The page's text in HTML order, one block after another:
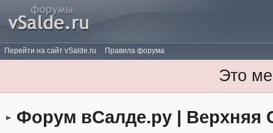
Перейти на сайт vSalde.ru Правила форума
Это
Форум вСалде.ру | Верхняя